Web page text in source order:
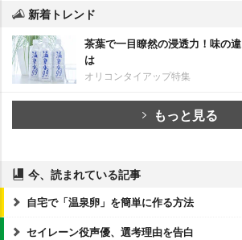
新着トレンド
茶葉で一目瞭然の浸透力！味の
は
オリコンタイアップ特集
もっと見る
今、読まれている記事
自宅で「温泉卵」を簡単に作る方法
セイレーン役声優、選考理由を告白